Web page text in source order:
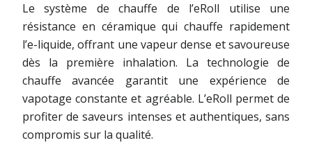
Le système de chauffe de l’eRoll utilise une
résistance en céramique qui chauffe rapidement
l’e-liquide, offrant une vapeur dense et savoureuse
dès la première inhalation. La technologie de
chauffe avancée garantit une expérience de
vapotage constante et agréable. L’eRoll permet de
profiter de saveurs intenses et authentiques, sans
compromis sur la qualité.